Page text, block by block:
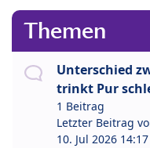
Themen
Unterschied
trinkt Pur
1 Beitrag
Letzter Beitrag
10. Jul 2026 14:17